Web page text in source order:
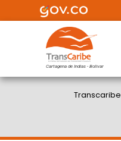
Cartagena de Indias - Bolivar
Transcaribe